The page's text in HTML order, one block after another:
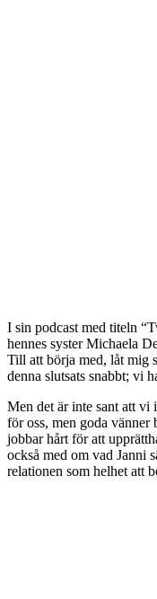
I sin podcast med titeln
hennes syster Michaela
Till att börja med, låt mig
denna slutsats snabbt; vi
Men det är inte sant att vi
för oss, men goda vänner
jobbar hårt för att
också med om vad Janni
relationen som helhet att